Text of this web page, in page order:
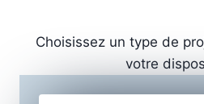
Choisissez un type de
votre